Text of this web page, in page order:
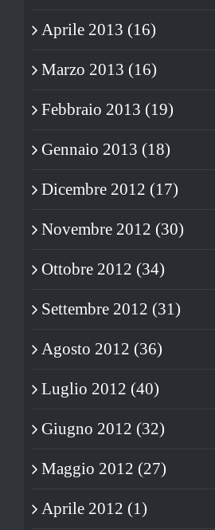
Aprile 2013 (16)
Marzo 2013 (16)
Febbraio 2013 (19)
Gennaio 2013 (18)
Dicembre 2012 (17)
Novembre 2012 (30)
Ottobre 2012 (34)
Settembre 2012 (31)
Agosto 2012 (36)
Luglio 2012 (40)
Giugno 2012 (32)
Maggio 2012 (27)
Aprile 2012 (1)